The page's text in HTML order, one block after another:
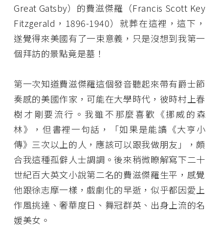
Great Gatsby）的費滋傑羅（Francis Scott Key
Fitzgerald，1896-1940）就葬在這裡，這下，
遂覺得來美國有了一束意義，只是沒想到我第一
個拜訪的景點竟是墓！
第一次知道費滋傑羅這個發音聽起來帶有爵士節
奏感的美國作家，可能在大學時代，彼時村上春
樹才剛要流行。我雖不那麼喜歡《挪威的森
林》，但書裡一句話，「如果是能讀《大亨小
傳》三次以上的人，應該可以跟我做朋友」，頗
合我這種孤僻人士調調。後來稍微瞭解寫下二十
世紀百大英文小說第二名的費滋傑羅生平，感覺
他跟徐志摩一樣，戲劇化的早逝，似乎都因愛上
作風挑達、奢華度日、舞冠群英、出身上流的名
媛美女。